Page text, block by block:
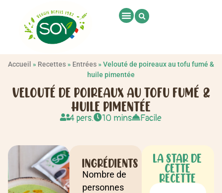
Accueil » Recettes » Entrées » Velouté de poireaux au tofu fumé &
huile pimentée
VELOUTÉ DE POIREAUX AU TOFU FUMÉ &
HUILE PIMENTÉE
4 pers. 10 mins Facile
INGRÉDIENTS
Nombre de
personnes
LA STAR DE
CETTE
RECETTE